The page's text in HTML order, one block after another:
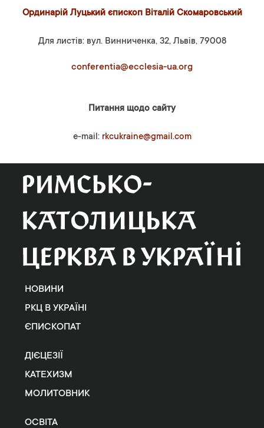
Ординарій Луцький єпископ Віталій Скомаровський
Для листів: вул. Винниченка, 32, Львів, 79008
conferentia@ecclesia-ua.org
Питання щодо сайту
e-mail: rkcukraine@gmail.com
НОВИНИ
РКЦ В УКРАЇНІ
ЄПИСКОПАТ
ДІЄЦЕЗІЇ
КАТЕХИЗМ
МОЛИТОВНИК
ОСВІТА